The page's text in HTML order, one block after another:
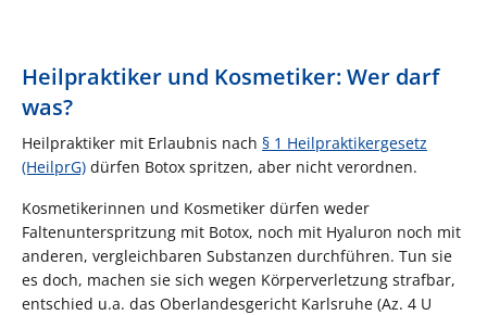
Heilpraktiker und Kosmetiker: Wer darf
was?
Heilpraktiker mit Erlaubnis nach § 1 Heilpraktikergesetz
(HeilprG) dürfen Botox spritzen, aber nicht verordnen.
Kosmetikerinnen und Kosmetiker dürfen weder
Faltenunterspritzung mit Botox, noch mit Hyaluron noch mit
anderen, vergleichbaren Substanzen durchführen. Tun sie
es doch, machen sie sich wegen Körperverletzung strafbar,
entschied u.a. das Oberlandesgericht Karlsruhe (Az. 4 U